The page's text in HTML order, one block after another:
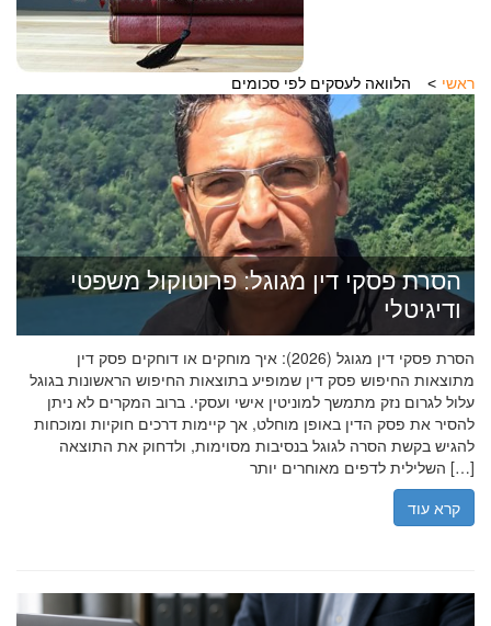
ראשי הלוואה לעסקים לפי סכומים
הסרת פסקי דין מגוגל: פרוטוקול משפטי
ודיגיטלי
הסרת פסקי דין מגוגל (2026): איך מוחקים או דוחקים פסק דין
מתוצאות החיפוש פסק דין שמופיע בתוצאות החיפוש הראשונות בגוגל
עלול לגרום נזק מתמשך למוניטין אישי ועסקי. ברוב המקרים לא ניתן
להסיר את פסק הדין באופן מוחלט, אך קיימות דרכים חוקיות ומוכחות
להגיש בקשת הסרה לגוגל בנסיבות מסוימות, ולדחוק את התוצאה
השלילית לדפים מאוחרים יותר […]
קרא עוד